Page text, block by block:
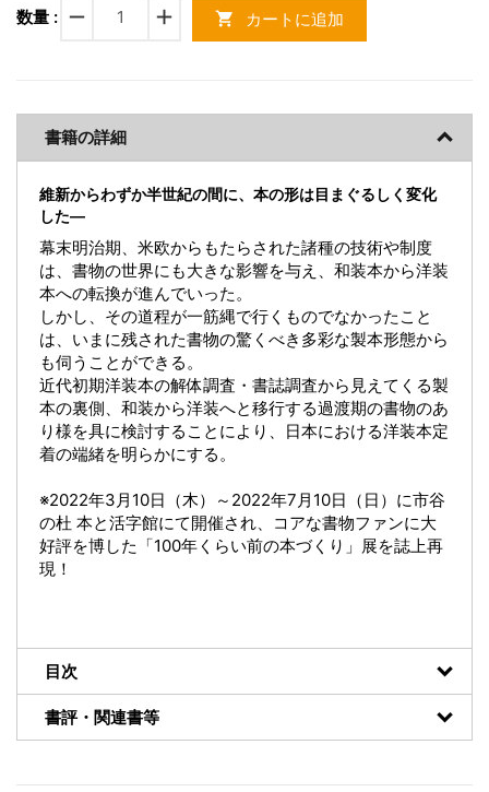
数量 : remove add shopping_cart カートに追加
書籍の詳細
維新からわずか半世紀の間に、本の形は目まぐるしく変化
した―
幕末明治期、米欧からもたらされた諸種の技術や制度
は、書物の世界にも大きな影響を与え、和装本から洋装
本への転換が進んでいった。
しかし、その道程が一筋縄で行くものでなかったこと
は、いまに残された書物の驚くべき多彩な製本形態から
も伺うことができる。
近代初期洋装本の解体調査・書誌調査から見えてくる製
本の裏側、和装から洋装へと移行する過渡期の書物のあ
り様を具に検討することにより、日本における洋装本定
着の端緒を明らかにする。
※2022年3月10日（木）～2022年7月10日（日）に市谷
の杜 本と活字館にて開催され、コアな書物ファンに大
好評を博した「100年くらい前の本づくり」展を誌上再
現！
目次
書評・関連書等